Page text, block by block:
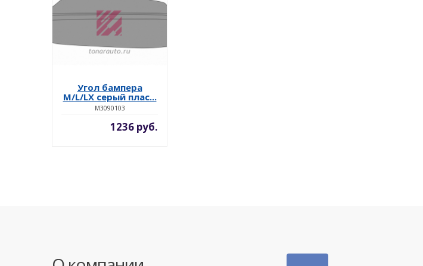
Угол бампера
M/L/LX серый плас...
M3090103
1236 руб.